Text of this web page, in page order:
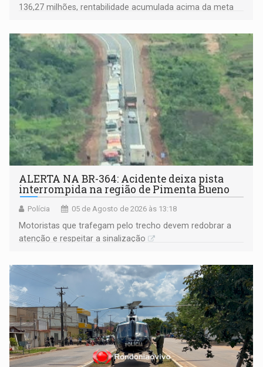
136,27 milhões, rentabilidade acumulada acima da meta
ALERTA NA BR-364: Acidente deixa pista
interrompida na região de Pimenta Bueno
Polícia 05 de Agosto de 2026 às 13:18
​Motoristas que trafegam pelo trecho devem redobrar a
atenção e respeitar a sinalização